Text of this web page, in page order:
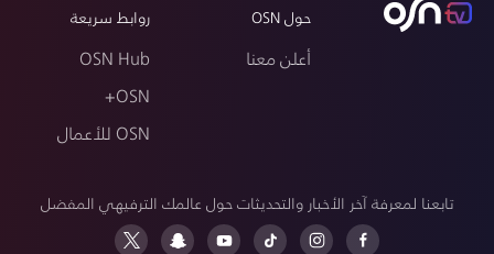
حول OSN
أعلن معنا
روابط سريعة
OSN Hub
OSN+
OSN للأعمال
تابعنا لمعرفة آخر الأخبار والتحديثات حول عالمك الترفيهي المفضل